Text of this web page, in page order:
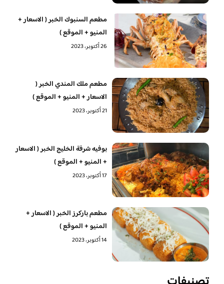
مطعم السنبوك الخبر ( الاسعار +
المنيو + الموقع )
26 أكتوبر، 2023
مطعم ملك المندي الخبر (
الاسعار + المنيو + الموقع )
21 أكتوبر، 2023
بوفيه شرفة الخليج الخبر ( الاسعار
+ المنيو + الموقع )
17 أكتوبر، 2023
مطعم باركرز الخبر ( الاسعار +
المنيو + الموقع )
14 أكتوبر، 2023